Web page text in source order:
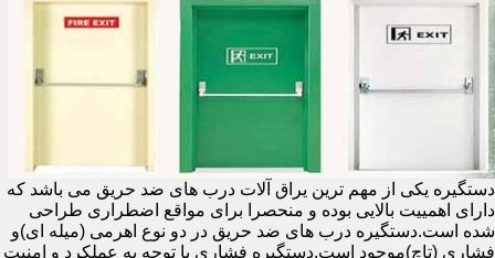
دستگیره یکی از مهم ترین یراق آلات درب های ضد حریق می باشد که
دارای اهمییت بالایی بوده و منحصرا برای مواقع اضطراری طراحی
شده است.دستگیره درب های ضد حریق در دو نوع اهرمی (میله ای)و
فشاری (تاچ)موجود است.دستگیره فشاری با توجه به عملکرد و امنیت